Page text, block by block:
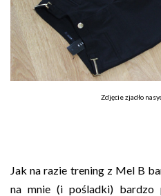
Zdjęcie zjadło
Jak na razie trening z Mel B
na mnie (i pośladki) bardzo